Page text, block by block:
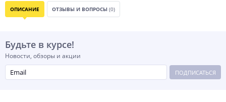
ОПИСАНИЕ ОТЗЫВЫ И ВОПРОСЫ (0)
Будьте в курсе!
Новости, обзоры и акции
ПОДПИСАТЬСЯ